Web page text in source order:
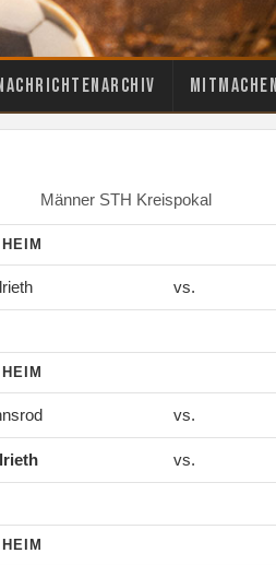
Nachrichtenarchiv Mitmachen
Männer STH Kreispokal
HEIM
vs.
HEIM
vs.
vs.
HEIM